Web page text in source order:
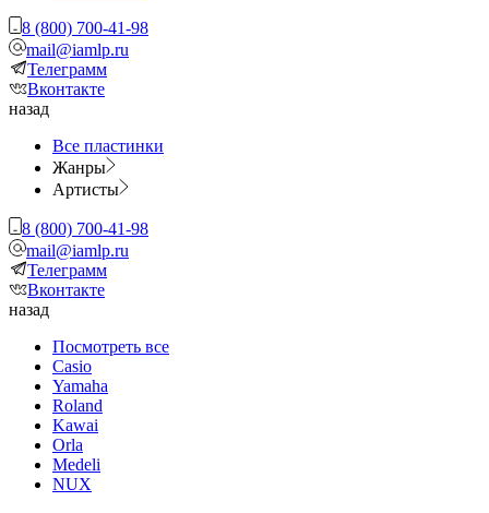
8 (800) 700-41-98
mail@iamlp.ru
Телеграмм
Вконтакте
назад
Все пластинки
Жанры
Артисты
8 (800) 700-41-98
mail@iamlp.ru
Телеграмм
Вконтакте
назад
Посмотреть все
Casio
Yamaha
Roland
Kawai
Orla
Medeli
NUX